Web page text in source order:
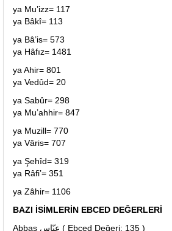
ya Mu’izz= 117
ya Bâkî= 113
ya Bâ’is= 573
ya Hâfız= 1481
ya Ahir= 801
ya Vedûd= 20
ya Sabûr= 298
ya Mu’ahhir= 847
ya Muzill= 770
ya Vâris= 707
ya Şehîd= 319
ya Râfi’= 351
ya Zâhir= 1106
BAZI İSİMLERİN EBCED DEĞERLERİ
Abbas عبّاس ( Ebced Değeri: 135 )